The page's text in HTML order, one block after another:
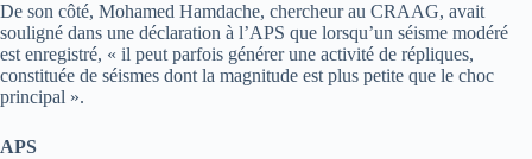
De son côté, Mohamed Hamdache, chercheur au CRAAG, avait
souligné dans une déclaration à l’APS que lorsqu’un séisme modéré
est enregistré, « il peut parfois générer une activité de répliques,
constituée de séismes dont la magnitude est plus petite que le choc
principal ».
APS